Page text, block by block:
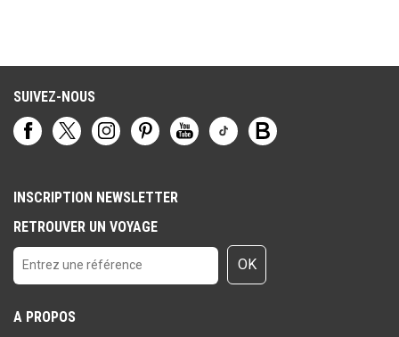
terroriste.
SUIVEZ-NOUS
INSCRIPTION NEWSLETTER
RETROUVER UN VOYAGE
OK
A PROPOS